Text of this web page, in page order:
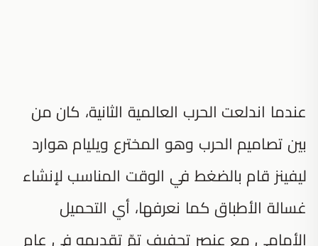
عندما اندلعت الحرب العالمية الثانية، كان من
بين تصاميم الحرب وهو المخترع ويليام هوارد
ليفينز قام بالضغط في الوقت المناسب لإنشاء
غسالة الأطباق كما نعرفها، أي التحميل
الأمامي مع عنصر تجفيف تمّ تقديمه في عام